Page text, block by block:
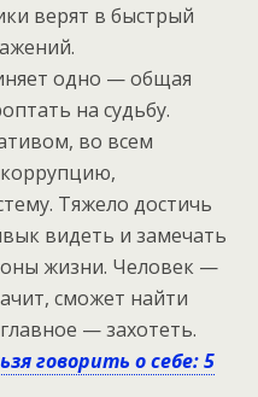
верят в быстрый
одно — общая
на судьбу.
во всем
Тяжело достичь
видеть и замечать
жизни. Человек —
сможет найти
— захотеть.
говорить о себе: 5